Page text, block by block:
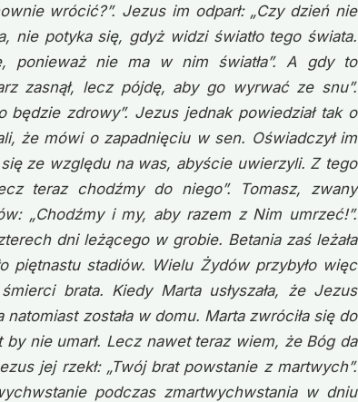
wrócić?”. Jezus im odparł: „Czy dzień nie
nie potyka się, gdyż widzi światło tego świata.
ponieważ nie ma w nim światła”. A gdy to
zasnął, lecz pójdę, aby go wyrwać ze snu”.
będzie zdrowy”. Jezus jednak powiedział tak o
że mówi o zapadnięciu w sen. Oświadczył im
ze względu na was, abyście uwierzyli. Z tego
teraz chodźmy do niego”. Tomasz, zwany
„Chodźmy i my, aby razem z Nim umrzeć!”.
dni leżącego w grobie. Betania zaś leżała
piętnastu stadiów. Wielu Żydów przybyło więc
brata. Kiedy Marta usłyszała, że Jezus
została w domu. Marta zwróciła się do
nie umarł. Lecz nawet teraz wiem, że Bóg da
jej rzekł: „Twój brat powstanie z martwych”.
podczas zmartwychwstania w dniu